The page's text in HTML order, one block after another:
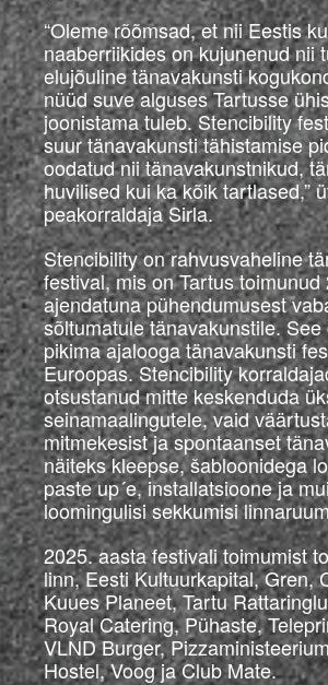
“Oleme rõõmsad, et nii Eestis
naaberriikides on kujunenud nii
elujõuline tänavakunsti
nüüd suve alguses Tartusse
joonistama tuleb. Stencibility
suur tänavakunsti tähistamise
oodatud nii tänavakunstnikud,
huvilised kui ka kõik tartlased,”
peakorraldaja Sirla.
Stencibility on rahvusvaheline
festival, mis on Tartus
ajendatuna pühendumusest
sõltumatule tänavakunstile. See
pikima ajalooga tänavakunsti
Euroopas. Stencibility
otsustanud mitte keskenduda
seinamaalingutele, vaid
mitmekesist ja spontaanset
näiteks kleepse, šabloonidega
paste up´e, installatsioone ja
loomingulisi sekkumisi
2025. aasta festivali toimumist
linn, Eesti Kultuurkapital, Gren,
Kuues Planeet, Tartu
Royal Catering, Pühaste,
VLND Burger,
Hostel, Voog ja Club Mate.